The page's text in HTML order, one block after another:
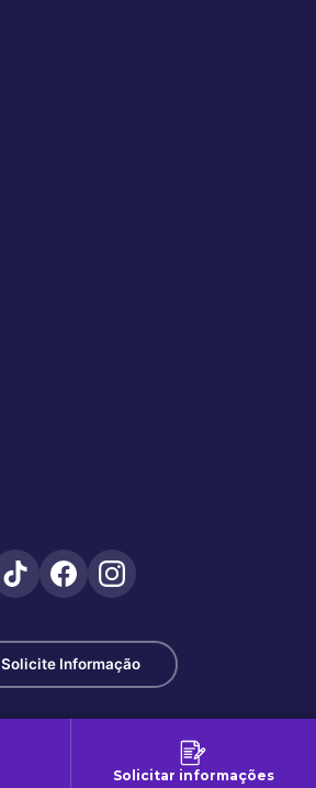
Solicite Informação
Solicitar informações